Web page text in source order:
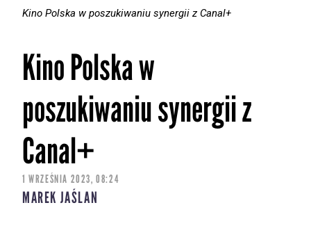
Kino Polska w poszukiwaniu synergii z Canal+
Kino Polska w
poszukiwaniu synergii z
Canal+
1 WRZEŚNIA 2023, 08:24
MAREK JAŚLAN